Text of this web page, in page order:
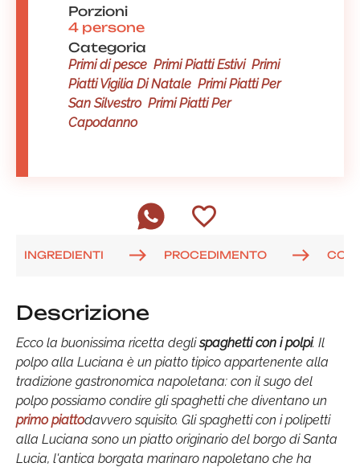
Porzioni
4 persone
Categoria
Primi di pesce Primi Piatti Estivi Primi
Piatti Vigilia Di Natale Primi Piatti Per
San Silvestro Primi Piatti Per
Capodanno
INGREDIENTI PROCEDIMENTO
Descrizione
Ecco la buonissima ricetta deglispaghetti con i polpi. Il
polpo alla Luciana è un piatto tipico appartenente alla
tradizione gastronomica napoletana: con il sugo del
polpo possiamo condire gli spaghetti che diventano un
primo piattodavvero squisito. Gli spaghetti con i polipetti
alla Luciana sono un piatto originario del borgo di Santa
Lucia, l'antica borgata marinaro napoletano che ha